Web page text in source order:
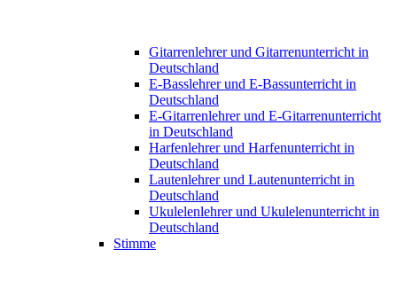
Gitarrenlehrer und Gitarrenunterricht in
Deutschland
E-Basslehrer und E-Bassunterricht in
Deutschland
E-Gitarrenlehrer und E-Gitarrenunterricht
in Deutschland
Harfenlehrer und Harfenunterricht in
Deutschland
Lautenlehrer und Lautenunterricht in
Deutschland
Ukulelenlehrer und Ukulelenunterricht in
Deutschland
Stimme